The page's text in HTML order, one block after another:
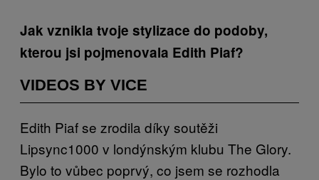
Jak vznikla tvoje stylizace do podoby,
kterou jsi pojmenovala Edith Piaf?
VIDEOS BY VICE
Edith Piaf se zrodila díky soutěži
Lipsync1000 v londýnským klubu The Glory.
Bylo to vůbec poprvý, co jsem se rozhodla